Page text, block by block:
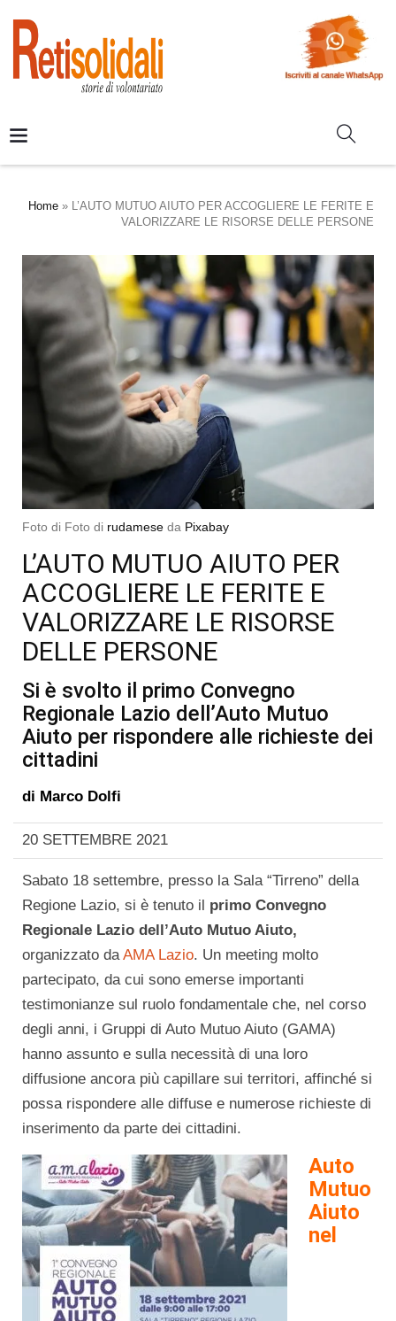
Home » L’AUTO MUTUO AIUTO PER ACCOGLIERE LE FERITE E
VALORIZZARE LE RISORSE DELLE PERSONE
Foto di Foto di rudamese da Pixabay
L’AUTO MUTUO AIUTO PER
ACCOGLIERE LE FERITE E
VALORIZZARE LE RISORSE
DELLE PERSONE
Si è svolto il primo Convegno
Regionale Lazio dell’Auto Mutuo
Aiuto per rispondere alle richieste dei
cittadini
di Marco Dolfi
20 SETTEMBRE 2021
Sabato 18 settembre, presso la Sala “Tirreno” della
Regione Lazio, si è tenuto il primo Convegno
Regionale Lazio dell’Auto Mutuo Aiuto,
organizzato da AMA Lazio. Un meeting molto
partecipato, da cui sono emerse importanti
testimonianze sul ruolo fondamentale che, nel corso
degli anni, i Gruppi di Auto Mutuo Aiuto (GAMA)
hanno assunto e sulla necessità di una loro
diffusione ancora più capillare sui territori, affinché si
possa rispondere alle diffuse e numerose richieste di
inserimento da parte dei cittadini.
Auto
Mutuo
Aiuto
nel